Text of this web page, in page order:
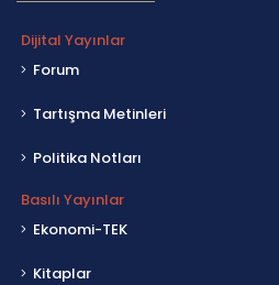
Dijital Yayınlar
Forum
Tartışma Metinleri
Politika Notları
Basılı Yayınlar
Ekonomi-TEK
Kitaplar